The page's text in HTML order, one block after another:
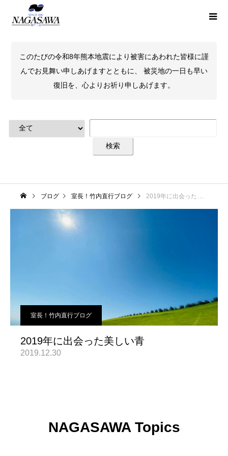
このたびの令和8年熊本地震により被害にあわれた皆様に謹
んでお見舞い申しあげますとともに、 被災地の一日も早い
復旧を、心よりお祈り申しあげます。
ブログ 室長！竹内直行ブログ 2019年に出会った美しい青
室長！竹内直行ブログ
2019年に出会った美しい青
2019.12.30
NAGASAWA Topics